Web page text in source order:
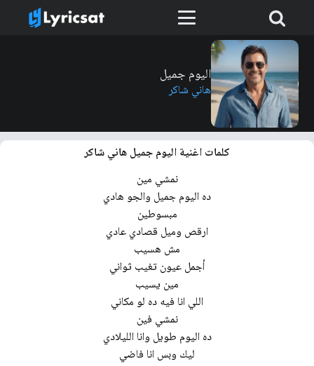
اليوم جميل
هاني شاكر
كلمات اغنية اليوم جميل هاني شاكر
نمشي مين
ده اليوم جميل والجو هادي
مبسوطين
ارقص وميل قصادي عادي
مش هسيب
أجمل عيون تغيب ثواني
مين يسيب
اللي انا فيه ده لو مكاني
نمشي فين
ده اليوم طويل وانا الليلادي
ليك وبس انا فاضي